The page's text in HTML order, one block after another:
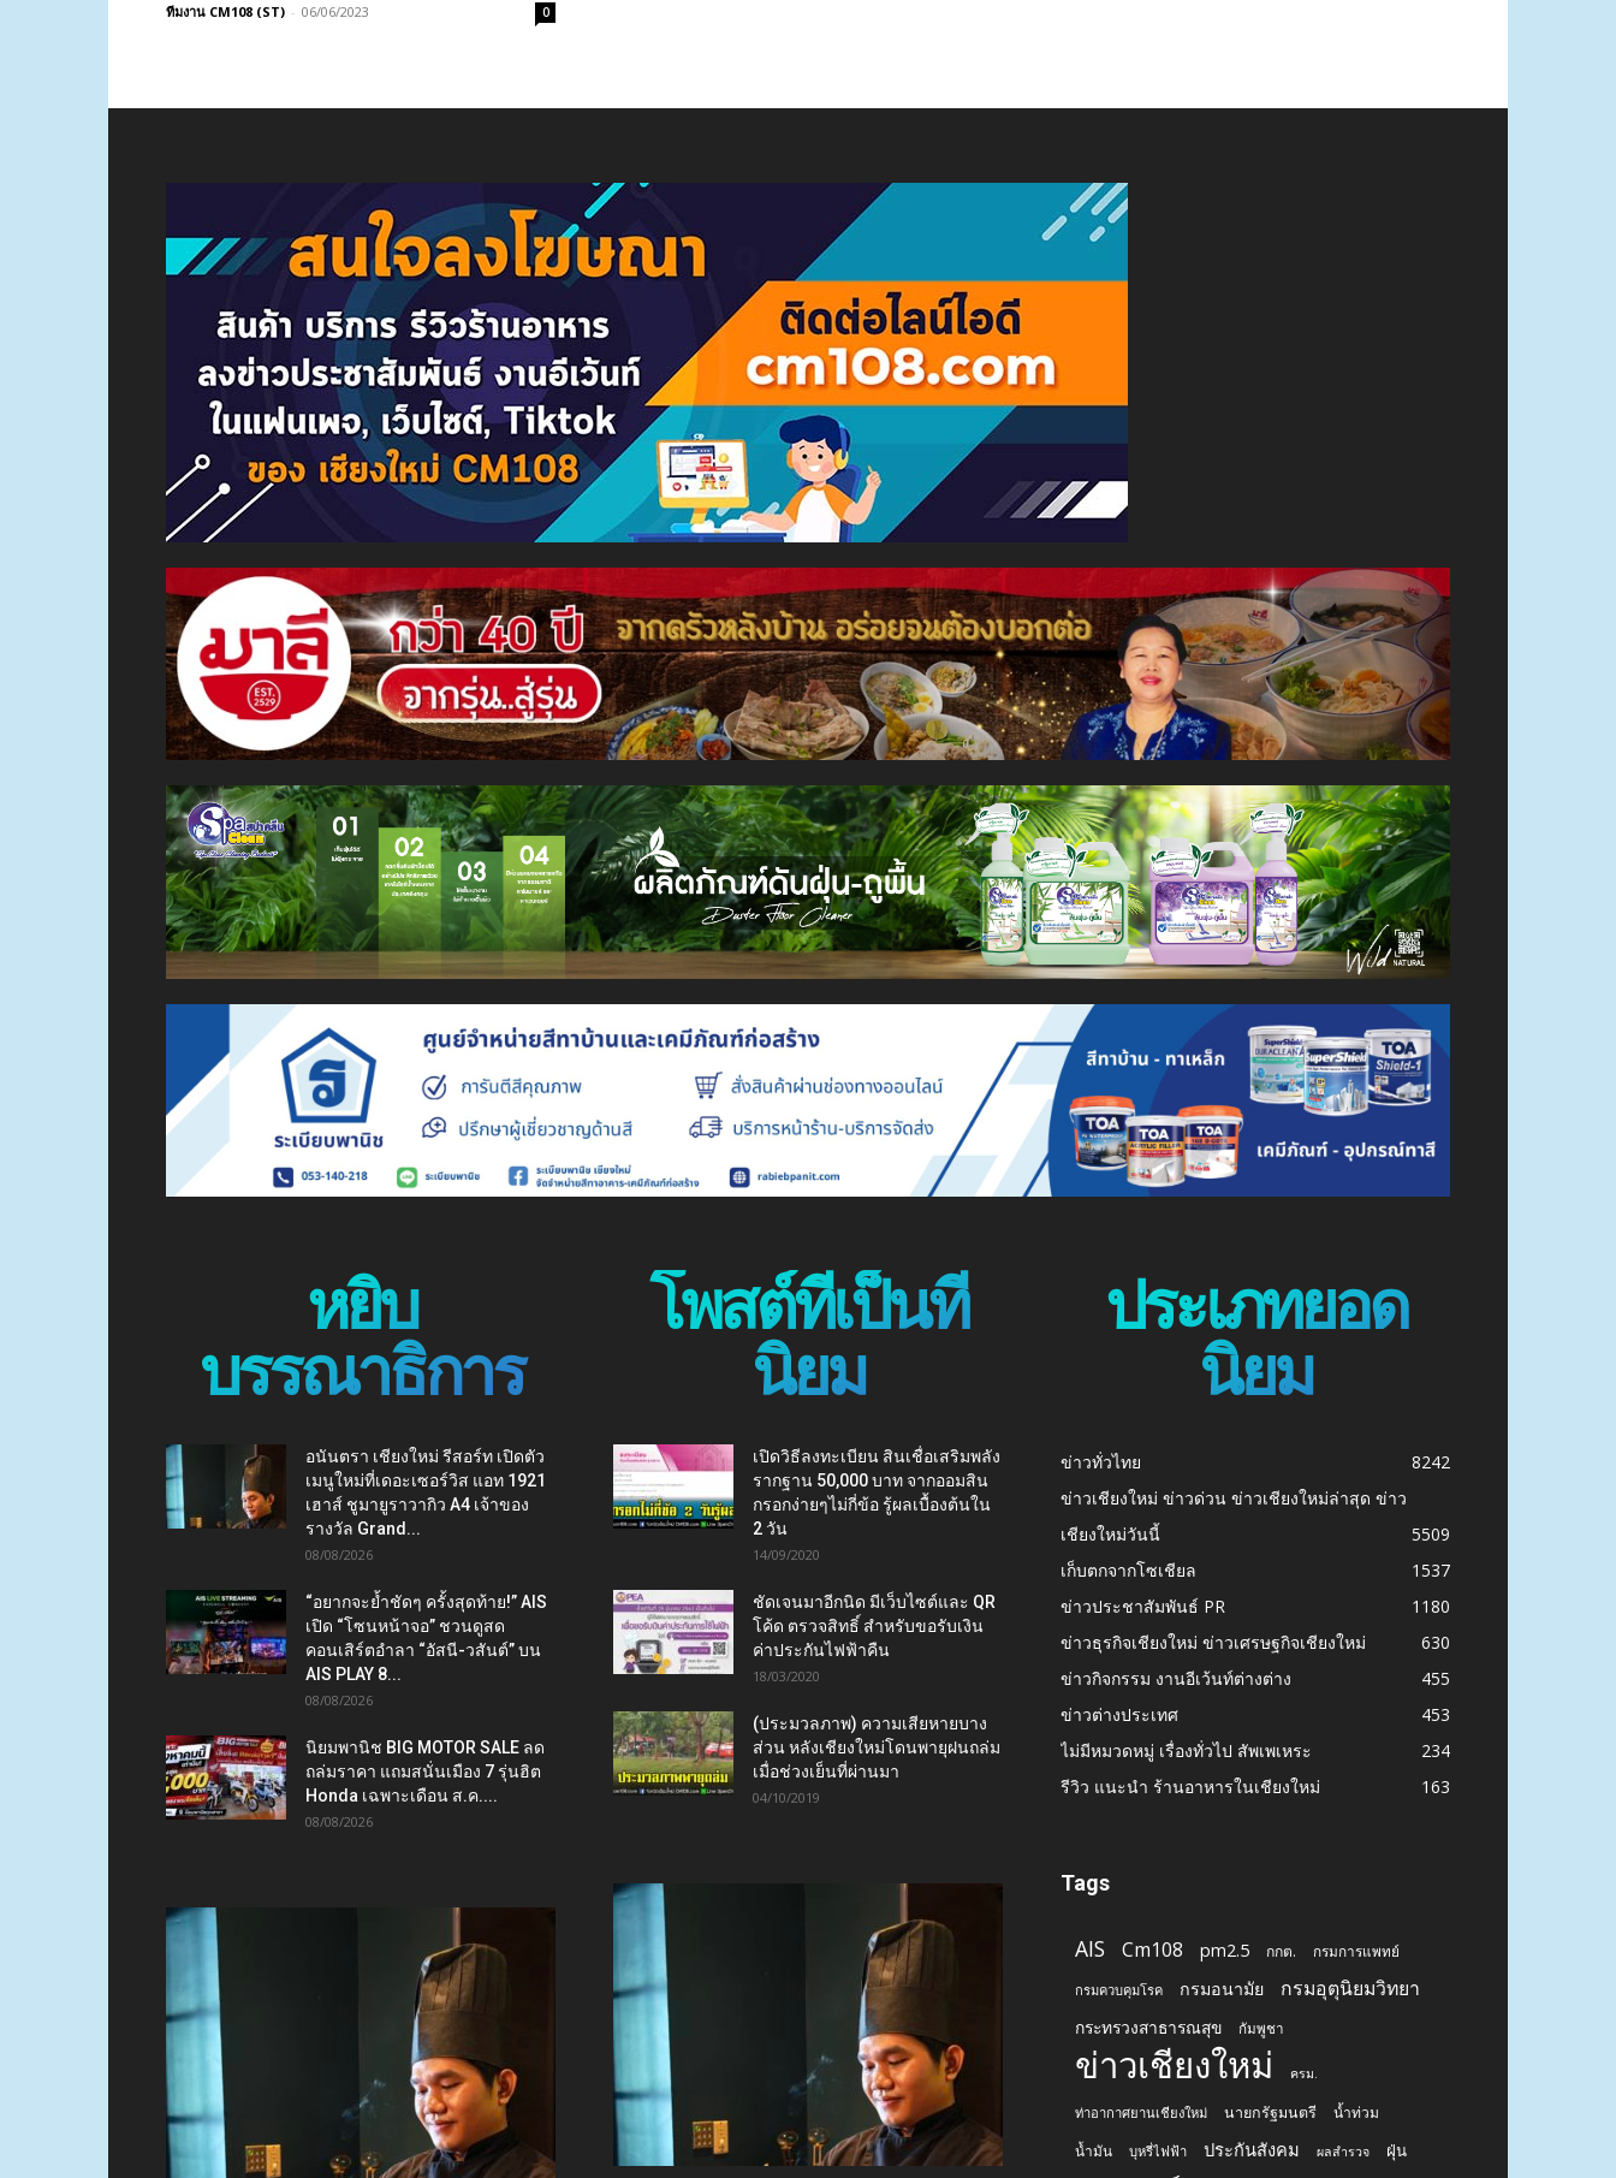
ทีมงาน CM108 (ST) - 06/06/2023 0
หยิบ
บรรณาธิการ
อนันตรา เชียงใหม่ รีสอร์ท เปิดตัว
เมนูใหม่ที่เดอะเซอร์วิส แอท 1921
เฮาส์ ชูมายูราวากิว A4 เจ้าของ
รางวัล Grand...
08/08/2026
“อยากจะย้ำชัดๆ ครั้งสุดท้าย!” AIS
เปิด “โซนหน้าจอ” ชวนดูสด
คอนเสิร์ตอำลา “อัสนี-วสันต์” บน
AIS PLAY 8...
08/08/2026
นิยมพานิช BIG MOTOR SALE ลด
ถล่มราคา แถมสนั่นเมือง 7 รุ่นฮิต
Honda เฉพาะเดือน ส.ค....
08/08/2026
โพสต์ที่เป็นที่
นิยม
เปิดวิธีลงทะเบียน สินเชื่อเสริมพลัง
รากฐาน 50,000 บาท จากออมสิน
กรอกง่ายๆไม่กี่ข้อ รู้ผลเบื้องต้นใน
2 วัน
14/09/2020
ชัดเจนมาอีกนิด มีเว็บไซต์และ QR
โค้ด ตรวจสิทธิ์ สำหรับขอรับเงิน
ค่าประกันไฟฟ้าคืน
18/03/2020
(ประมวลภาพ) ความเสียหายบาง
ส่วน หลังเชียงใหม่โดนพายุฝนถล่ม
เมื่อช่วงเย็นที่ผ่านมา
04/10/2019
ประเภทยอด
นิยม
ข่าวทั่วไทย
8242
ข่าวเชียงใหม่ ข่าวด่วน ข่าวเชียงใหม่ล่าสุด ข่าว
เชียงใหม่วันนี้
5509
เก็บตกจากโซเชียล
1537
ข่าวประชาสัมพันธ์ PR
1180
ข่าวธุรกิจเชียงใหม่ ข่าวเศรษฐกิจเชียงใหม่
630
ข่าวกิจกรรม งานอีเว้นท์ต่างต่าง
455
ข่าวต่างประเทศ
453
ไม่มีหมวดหมู่ เรื่องทั่วไป สัพเพเหระ
234
รีวิว แนะนำ ร้านอาหารในเชียงใหม่
163
Tags
AIS Cm108 pm2.5 กกต. กรมการแพทย์
กรมควบคุมโรค กรมอนามัย กรมอุตุนิยมวิทยา
กระทรวงสาธารณสุข กัมพูชา
ข่าวเชียงใหม่ ครม.
ท่าอากาศยานเชียงใหม่ นายกรัฐมนตรี น้ำท่วม
น้ำมัน บุหรี่ไฟฟ้า ประกันสังคม ผลสำรวจ ฝุ่น